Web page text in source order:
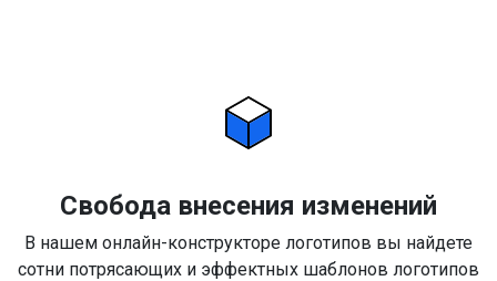
Свобода внесения изменений
В нашем онлайн-конструкторе логотипов вы найдете
сотни потрясающих и эффектных шаблонов логотипов